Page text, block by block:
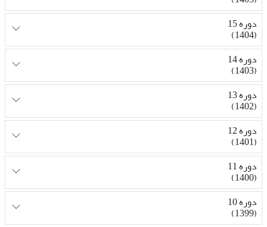
دوره 15
(1404)
دوره 14
(1403)
دوره 13
(1402)
دوره 12
(1401)
دوره 11
(1400)
دوره 10
(1399)